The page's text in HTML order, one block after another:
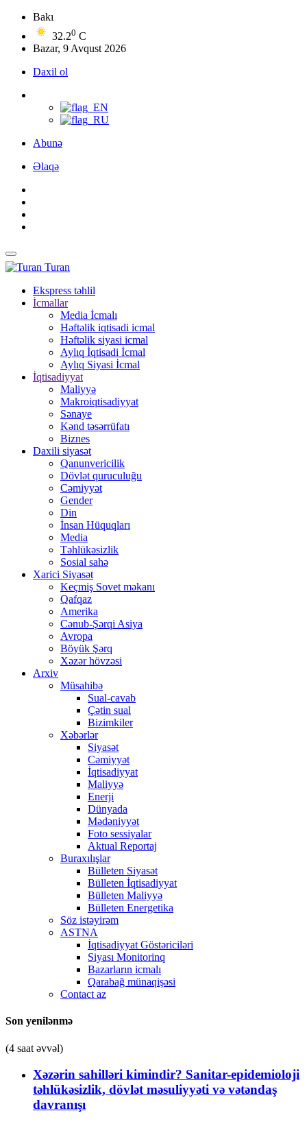
Bakı
32.20 C
Bazar, 9 Avqust 2026
Daxil ol
Abunə
Əlaqə
Turan
Ekspress təhlil
İcmallar
Media İcmalı
Həftəlik iqtisadi icmal
Həftəlik siyasi icmal
Aylıq İqtisadi İcmal
Aylıq Siyasi İcmal
İqtisadiyyat
Maliyyə
Makroiqtisadiyyat
Sənaye
Kənd təsərrüfatı
Biznes
Daxili siyasət
Qanunvericilik
Dövlət quruculuğu
Cəmiyyət
Gender
Din
İnsan Hüquqları
Media
Təhlükəsizlik
Sosial sahə
Xarici Siyasət
Keçmiş Sovet məkanı
Qafqaz
Amerika
Cənub-Şərqi Asiya
Avropa
Böyük Şərq
Xəzər hövzəsi
Arxiv
Müsahibə
Sual-cavab
Çətin sual
Bizimkiler
Xəbərlər
Siyasət
Cəmiyyət
İqtisadiyyat
Maliyyə
Enerji
Dünyada
Mədəniyyət
Foto sessiyalar
Aktual Reportaj
Buraxılışlar
Bülleten Siyasət
Bülleten İqtisadiyyat
Bülleten Maliyyə
Bülleten Energetika
Söz istəyirəm
ASTNA
İqtisadiyyat Göstəriciləri
Siyası Monitorinq
Bazarların icmalı
Qarabağ münaqişəsi
Contact az
Son yenilənmə
(4 saat əvvəl)
Xəzərin sahilləri kimindir? Sanitar-epidemioloji
təhlükəsizlik, dövlət məsuliyyəti və vətəndaş
davranışı